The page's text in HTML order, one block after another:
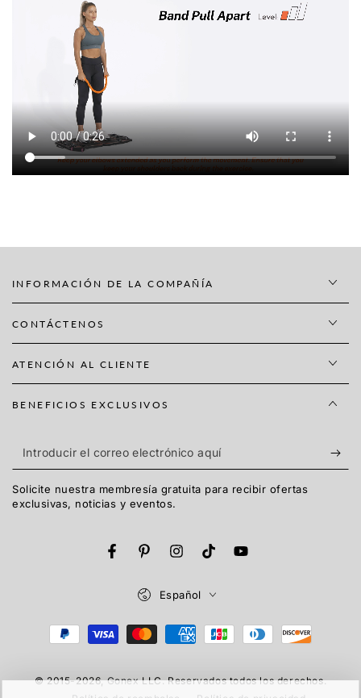
INFORMACIÓN DE LA COMPAÑÍA
CONTÁCTENOS
ATENCIÓN AL CLIENTE
BENEFICIOS EXCLUSIVOS
Introducir
el
correo
Solicite nuestra membresía gratuita para recibir ofertas
exclusivas, noticias y eventos.
FacebookPinterestInstagramTikTokYouTube
© 2015-2026,GonexLLC. Reservados todos los derechos.
Español
Métodos
pago